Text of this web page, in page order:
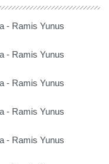
- Ramis Yunus
- Ramis Yunus
- Ramis Yunus
- Ramis Yunus
- Ramis Yunus